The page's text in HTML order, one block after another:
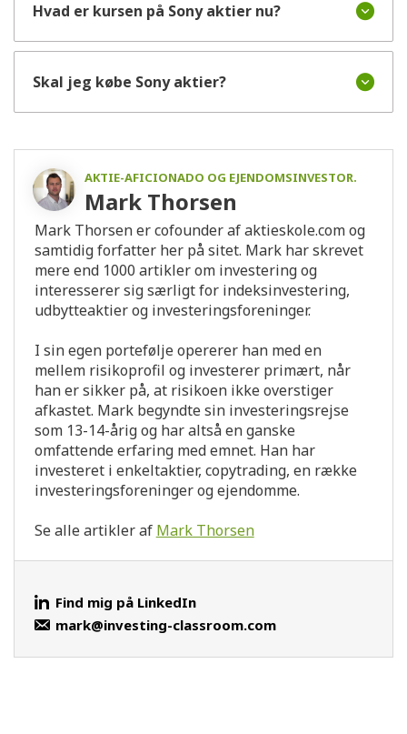
Hvad er kursen på Sony aktier nu?
Skal jeg købe Sony aktier?
AKTIE-AFICIONADO OG EJENDOMSINVESTOR.
Mark Thorsen
Mark Thorsen er cofounder af aktieskole.com og
samtidig forfatter her på sitet. Mark har skrevet
mere end 1000 artikler om investering og
interesserer sig særligt for indeksinvestering,
udbytteaktier og investeringsforeninger.
I sin egen portefølje opererer han med en
mellem risikoprofil og investerer primært, når
han er sikker på, at risikoen ikke overstiger
afkastet. Mark begyndte sin investeringsrejse
som 13-14-årig og har altså en ganske
omfattende erfaring med emnet. Han har
investeret i enkeltaktier, copytrading, en række
investeringsforeninger og ejendomme.
Se alle artikler af Mark Thorsen
Find mig på LinkedIn
mark@investing-classroom.com